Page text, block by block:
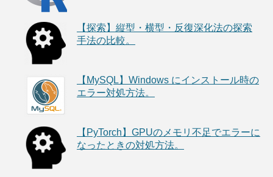
【探索】縦型・横型・反復深化法の探索
手法の比較。
【MySQL】Windows にインストール時の
エラー対処方法。
【PyTorch】GPUのメモリ不足でエラーに
なったときの対処方法。